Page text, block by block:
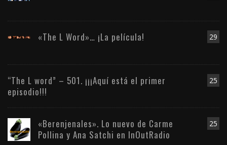
29
«The L Word»… ¡La película!
25
“The L word” – 501. ¡¡¡Aquí está el primer
episodio!!!
25
«Berenjenales». Lo nuevo de Carme
Pollina y Ana Satchi en InOutRadio